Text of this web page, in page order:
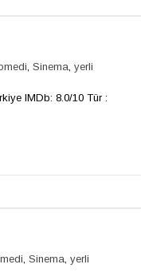
Sinema yerli
IMDb: 8.0/10 Tür :
Sinema yerli